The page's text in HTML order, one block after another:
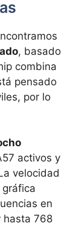
, basado
combina
pensado
por lo
activos y
velocidad
gráfica
en
hasta 768